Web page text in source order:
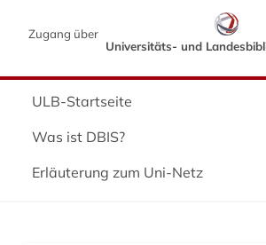
Zugang über
Universitäts- und
ULB-Startseite
Was ist DBIS?
Erläuterung zum Uni-Netz